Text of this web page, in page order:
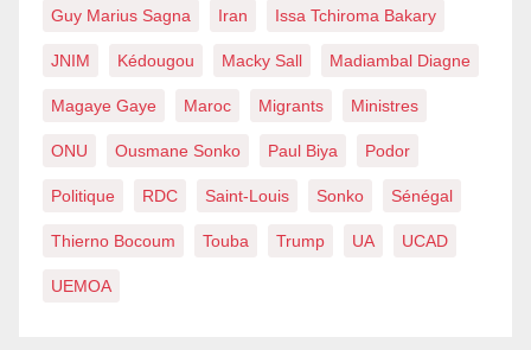
Guy Marius Sagna Iran Issa Tchiroma Bakary
JNIM Kédougou Macky Sall Madiambal Diagne
Magaye Gaye Maroc Migrants Ministres
ONU Ousmane Sonko Paul Biya Podor
Politique RDC Saint-Louis Sonko Sénégal
Thierno Bocoum Touba Trump UA UCAD
UEMOA